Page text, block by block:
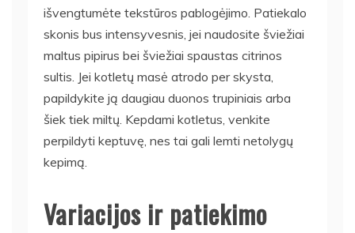
išvengtumėte tekstūros pablogėjimo. Patiekalo
skonis bus intensyvesnis, jei naudosite šviežiai
maltus pipirus bei šviežiai spaustas citrinos
sultis. Jei kotletų masė atrodo per skysta,
papildykite ją daugiau duonos trupiniais arba
šiek tiek miltų. Kepdami kotletus, venkite
perpildyti keptuvę, nes tai gali lemti netolygų
kepimą.
Variacijos ir patiekimo